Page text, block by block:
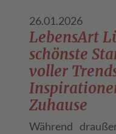
26.01.2026
LebensArt
schönste
voller
Zuhause
Während